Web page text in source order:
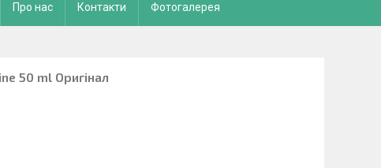
Про нас Контакти Фотогалерея
50 ml Оригінал